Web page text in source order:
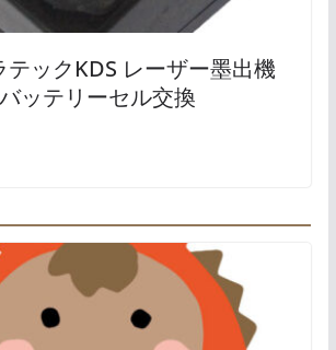
テックKDS レーザー墨出機
ッテリーセル交換